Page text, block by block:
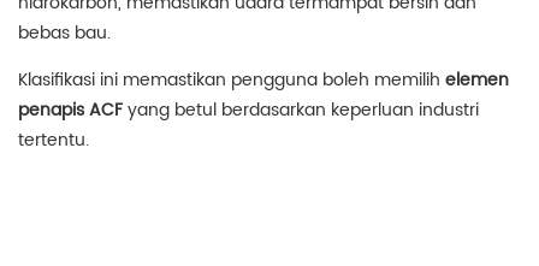
bebas bau.
Klasifikasi ini memastikan pengguna boleh memilih elemen
penapis ACFyang betul berdasarkan keperluan industri
tertentu.